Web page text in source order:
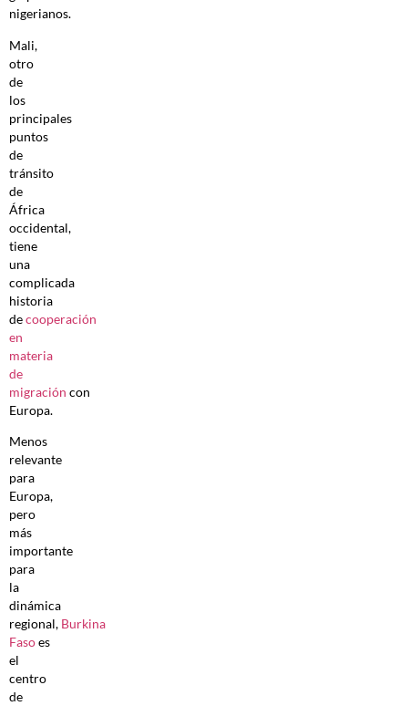
nigerianos.
Mali,
otro
de
los
principales
puntos
de
tránsito
de
África
occidental,
tiene
una
complicada
historia
decooperación
en
materia
de
migración con
Europa.
Menos
relevante
para
Europa,
pero
más
importante
para
la
dinámica
regional, Burkina
Fasoes
el
centro
de